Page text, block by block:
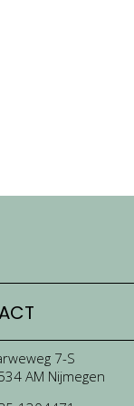
7-S
AM Nijmegen